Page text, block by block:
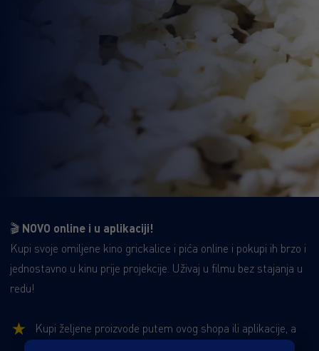
🎬 NOVO online i u aplikaciji!
Kupi svoje omiljene kino grickalice i pića online i pokupi ih brzo i
jednostavno u kinu prije projekcije. Uživaj u filmu bez stajanja u
redu!
Kupi željene proizvode putem ovog shopa ili aplikacije, a